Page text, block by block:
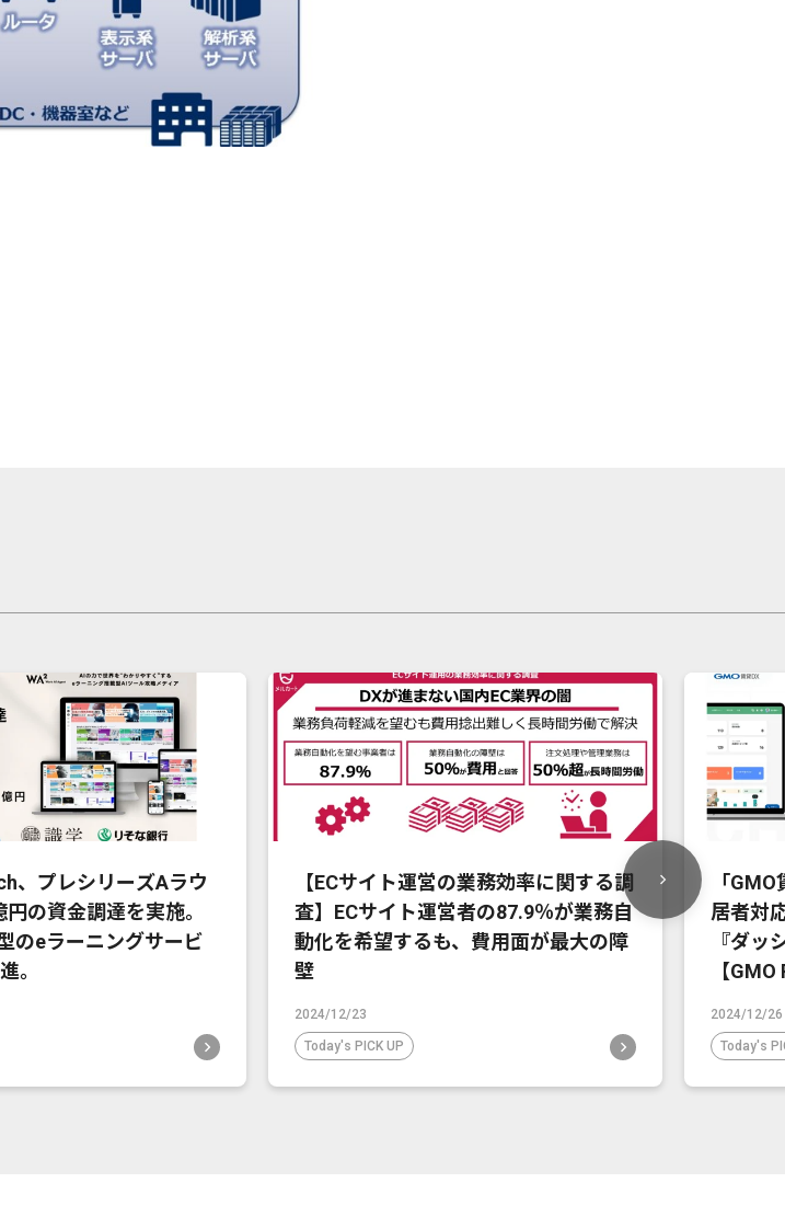
、プレシリーズAラウ
の資金調達を実施。
のeラーニングサービ
。
【ECサイト運営の業務効率に関する調
査】ECサイト運営者の87.9％が業務自
動化を希望するも、費用面が最大の障
壁
2024/12/23
Today's PICK UP
「
居者対
『ダッ
【
2024/12/26
Today's